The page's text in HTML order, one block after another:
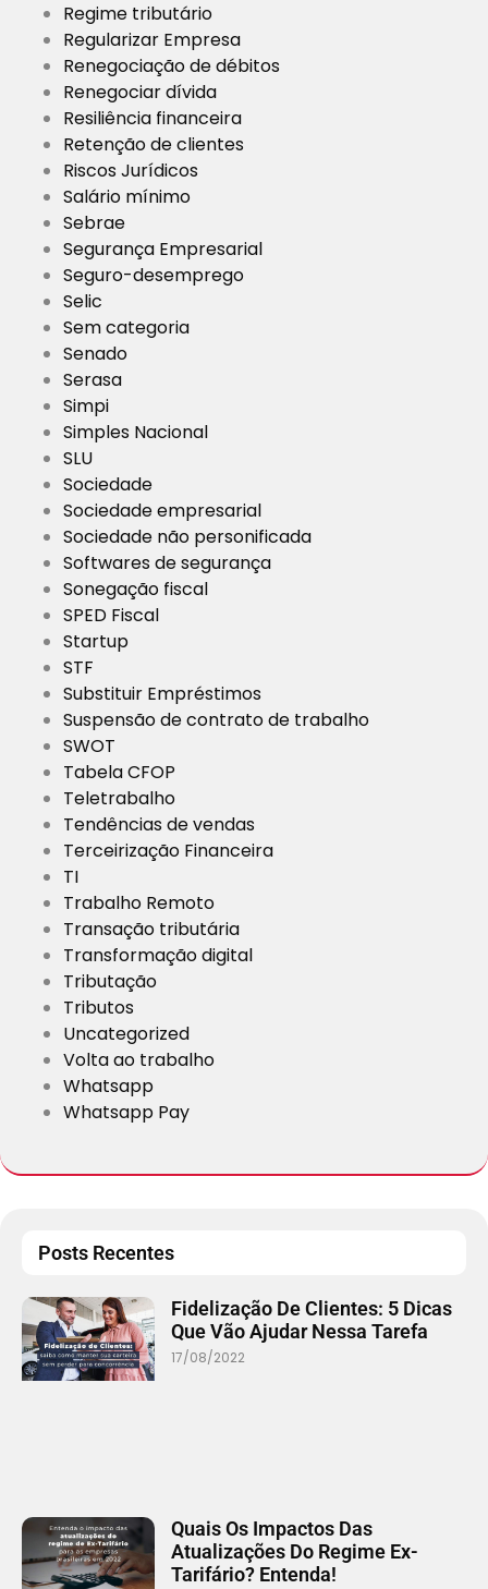
Regime tributário
Regularizar Empresa
Renegociação de débitos
Renegociar dívida
Resiliência financeira
Retenção de clientes
Riscos Jurídicos
Salário mínimo
Sebrae
Segurança Empresarial
Seguro-desemprego
Selic
Sem categoria
Senado
Serasa
Simpi
Simples Nacional
SLU
Sociedade
Sociedade empresarial
Sociedade não personificada
Softwares de segurança
Sonegação fiscal
SPED Fiscal
Startup
STF
Substituir Empréstimos
Suspensão de contrato de trabalho
SWOT
Tabela CFOP
Teletrabalho
Tendências de vendas
Terceirização Financeira
TI
Trabalho Remoto
Transação tributária
Transformação digital
Tributação
Tributos
Uncategorized
Volta ao trabalho
Whatsapp
Whatsapp Pay
Posts Recentes
Fidelização De Clientes: 5 Dicas
Que Vão Ajudar Nessa Tarefa
17/08/2022
Quais Os Impactos Das
Atualizações Do Regime Ex-
Tarifário? Entenda!